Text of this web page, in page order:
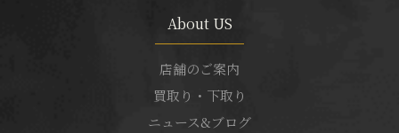
About US
店舗のご案内
買取り・下取り
ニュース&ブログ